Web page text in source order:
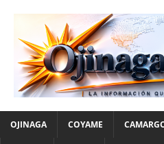
OJINAGA COYAME